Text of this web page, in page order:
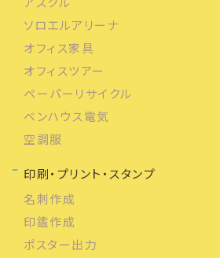
ソロエルアリーナ
オフィス家具
オフィスツアー
ペーパーリサイクル
ベンハウス電気
空調服
印刷・プリント・スタンプ
名刺作成
印鑑作成
ポスター出力